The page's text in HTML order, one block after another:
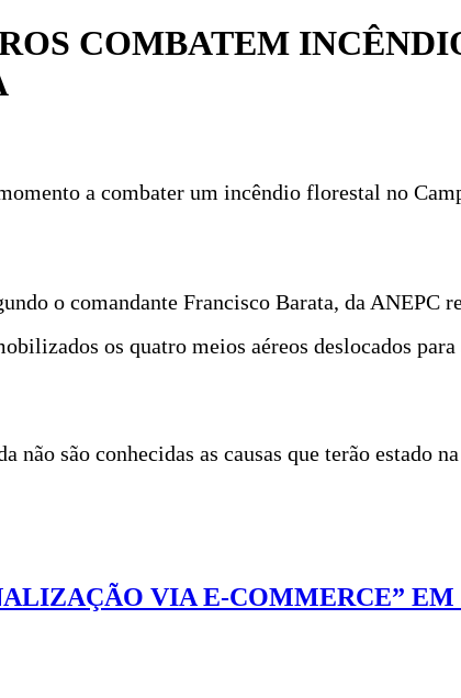
COMBATEM
a combater um incêndio florestal no
o comandante Francisco Barata, da ANEPC
os quatro meios aéreos deslocados
são conhecidas as causas que terão estado
VIA E-COMMERCE” EM